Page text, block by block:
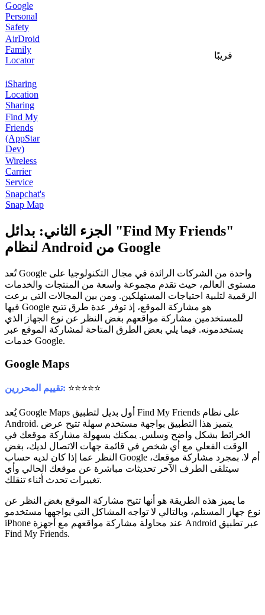
Google
Personal
Safety
AirDroid
Family
Locator
قريبًا
iSharing
Location
Sharing
Find My
Friends
(AppStar
Dev)
Wireless
Carrier
Service
Snapchat's
Snap Map
الجزء الثاني: بدائل "Find My Friends"
لنظام Android من Google
تُعد Google واحدة من الشركات الرائدة في مجال التكنولوجيا على
مستوى العالم، حيث تقدم مجموعة واسعة من المنتجات والخدمات
الرقمية لتلبية احتياجات المستهلكين. ومن بين المجالات التي برعت
فيها Google هو مشاركة الموقع، إذ توفر عدة طرق تتيح
للمستخدمين مشاركة مواقعهم بغض النظر عن نوع الجهاز الذي
يستخدمونه. فيما يلي بعض الطرق المتاحة لمشاركة الموقع عبر
خدمات Google.
Google Maps
تقييم المحررين: ⭐⭐⭐⭐⭐
يُعد Google Maps أول بديل لتطبيق Find My Friends على نظام
Android. يتميز هذا التطبيق بواجهة مستخدم سهلة تتيح عرض
الخرائط بشكل واضح وسلس. يمكنك بسهولة مشاركة موقعك في
الوقت الفعلي مع أي شخص في قائمة جهات الاتصال لديك، بغض
النظر عما إذا كان لديه حساب Google أم لا. بمجرد مشاركة موقعك،
سيتلقى الطرف الآخر تحديثات مباشرة عن موقعك الحالي وأي
تغييرات تحدث أثناء تنقلك.
ما يميز هذه الطريقة هو أنها تتيح مشاركة الموقع بغض النظر عن
نوع جهاز المستلم، وبالتالي لا تواجه المشاكل التي يواجهها مستخدمو
iPhone عند محاولة مشاركة مواقعهم مع أجهزة Android عبر تطبيق
Find My Friends.